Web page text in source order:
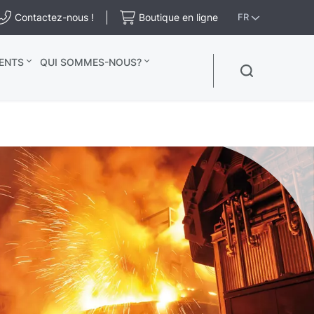
Contactez-nous ! Boutique en ligne FR
QUI SOMMES-NOUS?